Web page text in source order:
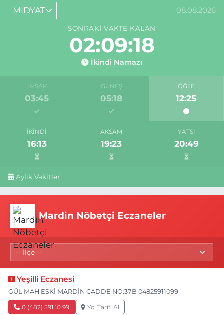
MİDYAT 08.08.2026
SONRAKI VAKTE KALAN
02:09:18
İkindi Namazı
İMSAK
03:45
GÜNEŞ
05:18
ÖĞLE
12:25
İKINDI
16:13
AKŞAM
19:23
YATSI
20:49
Aylık Vakitler
Mardin Nöbetçi Eczaneler
Yeşilli Eczanesi
GÜL MAH ESKİ MARDİN CADDE NO:37B 04825911099
0 (482) 591 10 99 Yol Tarifi Al